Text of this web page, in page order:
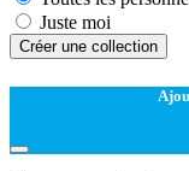
Juste moi
Créer une collection